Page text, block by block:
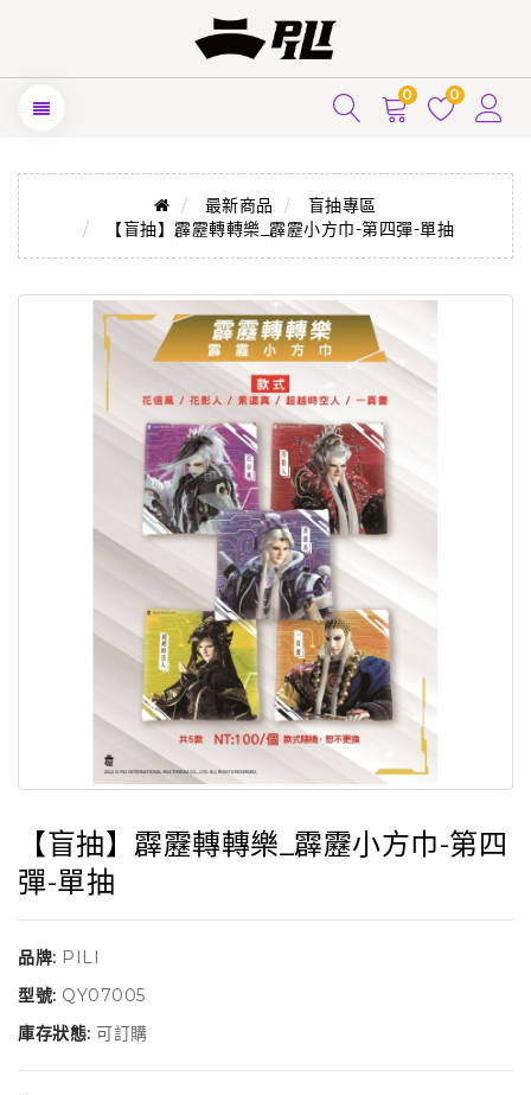
0 0
最新商品
盲抽專區
【盲抽】霹靂轉轉樂_霹靂小方巾-第四彈-單抽
【盲抽】霹靂轉轉樂_霹靂小方巾-第四
彈-單抽
品牌: PILI
型號: QY07005
庫存狀態: 可訂購